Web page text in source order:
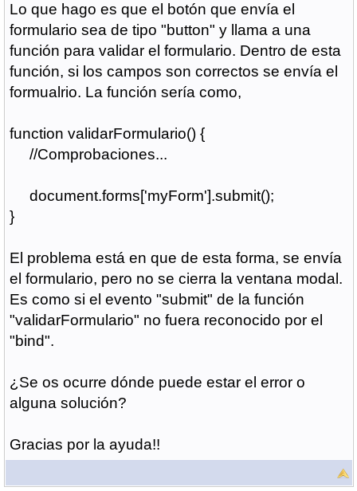
Lo que hago es que el botón que envía el
formulario sea de tipo "button" y llama a una
función para validar el formulario. Dentro de esta
función, si los campos son correctos se envía el
formualrio. La función sería como,
function validarFormulario() {
//Comprobaciones...
document.forms['myForm'].submit();
}
El problema está en que de esta forma, se envía
el formulario, pero no se cierra la ventana modal.
Es como si el evento "submit" de la función
"validarFormulario" no fuera reconocido por el
"bind".
¿Se os ocurre dónde puede estar el error o
alguna solución?
Gracias por la ayuda!!